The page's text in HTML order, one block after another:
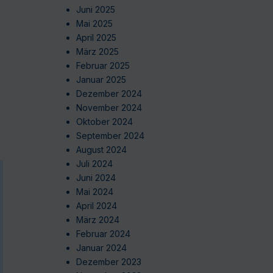
Juni 2025
Mai 2025
April 2025
März 2025
Februar 2025
Januar 2025
Dezember 2024
November 2024
Oktober 2024
September 2024
August 2024
Juli 2024
Juni 2024
Mai 2024
April 2024
März 2024
Februar 2024
Januar 2024
Dezember 2023